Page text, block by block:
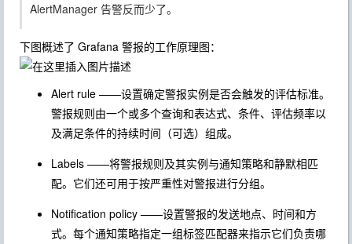
AlertManager 告警反而少了。
下图概述了 Grafana 警报的工作原理图：
Alert rule ——设置确定警报实例是否会触发的评估标准。
警报规则由一个或多个查询和表达式、条件、评估频率以
及满足条件的持续时间（可选）组成。
Labels ——将警报规则及其实例与通知策略和静默相匹
配。它们还可用于按严重性对警报进行分组。
Notification policy ——设置警报的发送地点、时间和方
式。每个通知策略指定一组标签匹配器来指示它们负责哪